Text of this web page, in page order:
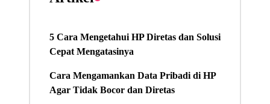
5 Cara Mengetahui HP Diretas dan Solusi
Cepat Mengatasinya
Cara Mengamankan Data Pribadi di HP
Agar Tidak Bocor dan Diretas